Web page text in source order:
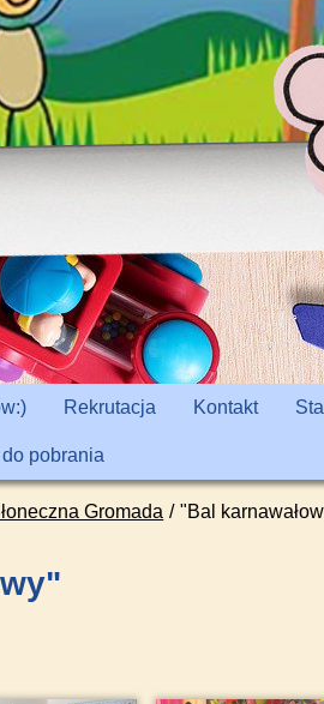
Rekrutacja Kontakt
pobrania
Gromada "Bal